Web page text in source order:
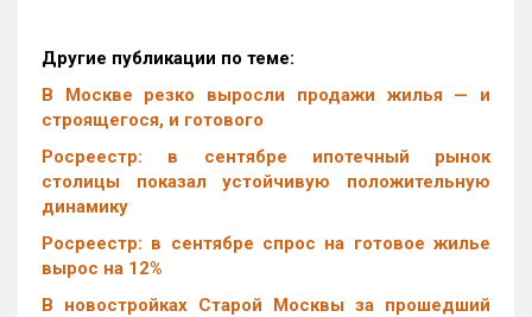
Другие публикации по теме:
В Москве резко выросли продажи жилья — и
строящегося, и готового
Росреестр: в сентябре ипотечный рынок
столицы показал устойчивую положительную
динамику
Росреестр: в сентябре спрос на готовое жилье
вырос на 12%
В новостройках Старой Москвы за прошедший